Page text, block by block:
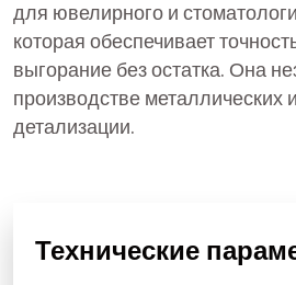
для ювелирного и
которая обеспечивает
выгорание без остатка. Она
производстве металлических
детализации.
Технические